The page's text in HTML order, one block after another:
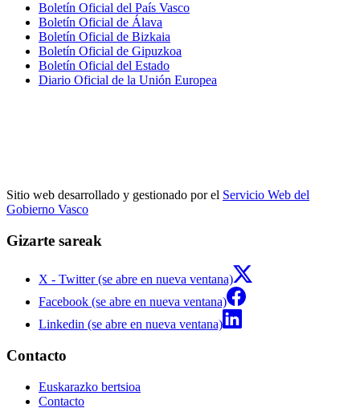
Boletín Oficial del País Vasco
Boletín Oficial de Álava
Boletín Oficial de Bizkaia
Boletín Oficial de Gipuzkoa
Boletín Oficial del Estado
Diario Oficial de la Unión Europea
Sitio web desarrollado y gestionado por el Servicio Web del
Gobierno Vasco
Gizarte sareak
X - Twitter (se abre en nueva ventana)
Facebook (se abre en nueva ventana)
Linkedin (se abre en nueva ventana)
Contacto
Euskarazko bertsioa
Contacto